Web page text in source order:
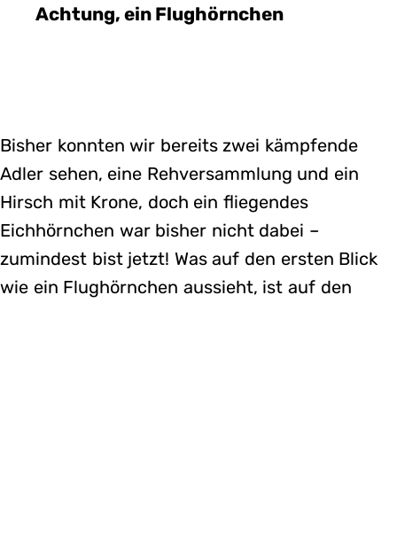
Achtung, ein Flughörnchen
Bisher konnten wir bereits zwei kämpfende
Adler sehen, eine Rehversammlung und ein
Hirsch mit Krone, doch ein fliegendes
Eichhörnchen war bisher nicht dabei –
zumindest bist jetzt! Was auf den ersten Blick
wie ein Flughörnchen aussieht, ist auf den